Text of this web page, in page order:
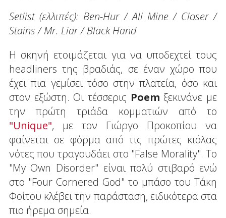
Setlist (ελλιπές): Ben-Hur / All Mine / Closer /
Stains / Mr. Liar / Black Hand
Η σκηνή ετοιμάζεται για να υποδεχτεί τους
headliners της βραδιάς, σε έναν χώρο που
έχει πια γεμίσει τόσο στην πλατεία, όσο και
στον εξώστη. Οι τέσσερις Poem ξεκινάνε με
την πρώτη τριάδα κομματιών από το
"Unique", με τον Γιώργο Προκοπίου να
φαίνεται σε φόρμα από τις πρώτες κιόλας
νότες που τραγουδάει στο "False Morality". Το
"My Own Disorder" είναι πολύ στιβαρό ενώ
στο "Four Cornered God" το μπάσο του Τάκη
Φοίτου κλέβει την παράσταση, ειδικότερα στα
πιο ήρεμα σημεία.